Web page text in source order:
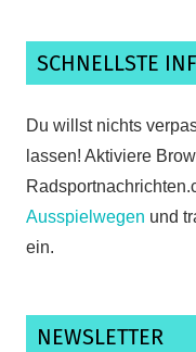
SCHNELLSTE
Du willst nichts
lassen! Aktiviere
Ausspielwegen und
ein.
NEWSLETTER